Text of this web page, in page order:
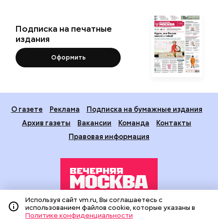
Подписка на печатные
издания
Оформить
О газете Реклама
Подписка на бумажные издания
Архив газеты
Вакансии Команда
Контакты
Правовая информация
Издание создано при финансовой поддержке Департамента
средств массовой информации и рекламы города Москвы.
Используя сайт vm.ru, Вы соглашаетесь с
использованием файлов cookie, которые указаны в
Политике конфиденциальности